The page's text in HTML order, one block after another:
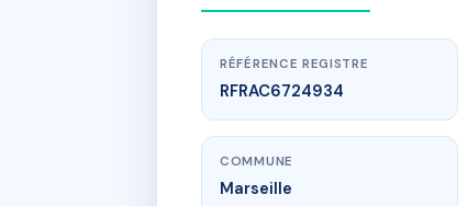
RÉFÉRENCE REGISTRE
RFRAC6724934
COMMUNE
Marseille